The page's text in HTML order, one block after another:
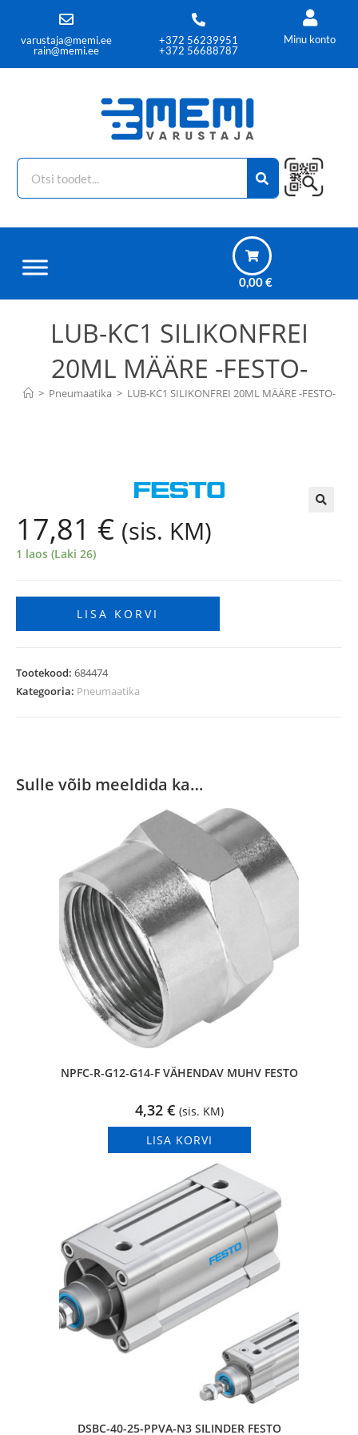
varustaja@memi.ee
rain@memi.ee
+372 56239951
+372 56688787
Minu konto
0,00€
LUB-KC1 SILIKONFREI
20ML MÄÄRE -FESTO-
> Pneumaatika > LUB-KC1 SILIKONFREI 20ML MÄÄRE -FESTO-
17,81 € (sis. KM)
1 laos (Laki 26)
LISA KORVI
Tootekood: 684474
Kategooria: Pneumaatika
Sulle võib meeldida ka…
NPFC-R-G12-G14-F VÄHENDAV MUHV FESTO
4,32 € (sis. KM)
LISA KORVI
DSBC-40-25-PPVA-N3 SILINDER FESTO